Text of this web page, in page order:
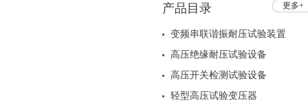
更多+
产品目录
变频串联谐振耐压试验装置
高压绝缘耐压试验设备
高压开关检测试验设备
轻型高压试验变压器